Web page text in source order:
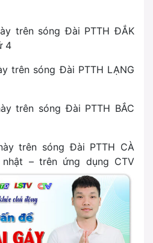
trên sóng Đài PTTH ĐẮK
4
trên sóng Đài PTTH LẠNG
trên sóng Đài PTTH BẮC
trên sóng Đài PTTH CÀ
– trên ứng dụng CTV